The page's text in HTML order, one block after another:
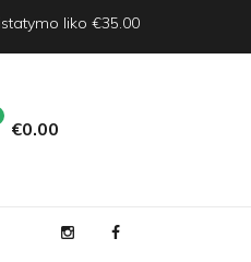
liko €35.00
€0 00